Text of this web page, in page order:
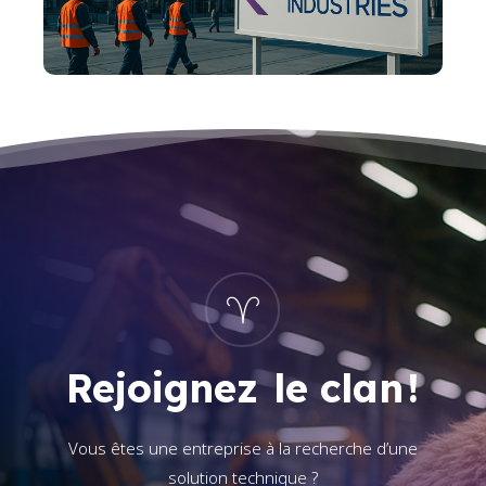
Rejoignezle clan!
Vous êtes une entreprise à la recherche d’une
solution technique ?